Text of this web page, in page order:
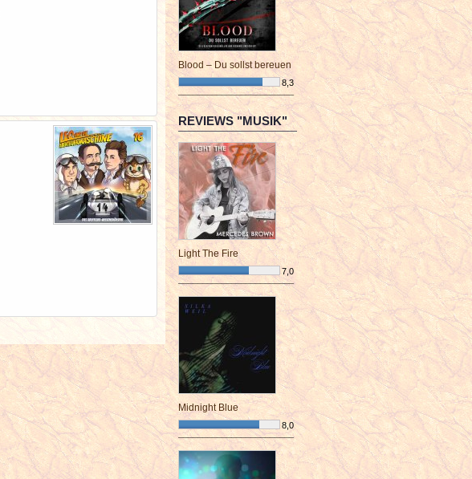
Blood – Du sollst bereuen
8,3
¯¯¯¯¯¯¯¯¯¯¯¯¯¯¯¯¯¯¯¯¯¯¯¯
REVIEWS "MUSIK"
Light The Fire
7,0
¯¯¯¯¯¯¯¯¯¯¯¯¯¯¯¯¯¯¯¯¯¯¯¯
Midnight Blue
8,0
¯¯¯¯¯¯¯¯¯¯¯¯¯¯¯¯¯¯¯¯¯¯¯¯